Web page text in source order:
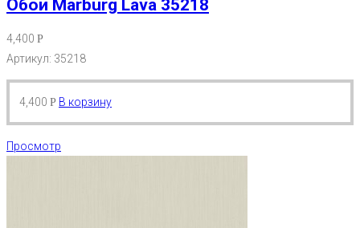
Обои Marburg Lava 35218
4,400 Р
Артикул: 35218
4,400 Р В корзину
Просмотр